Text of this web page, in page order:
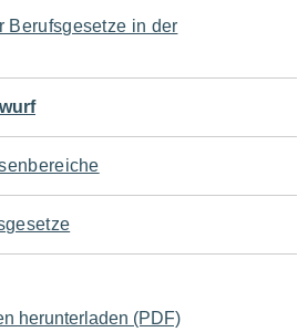
Berufsgesetze in der
herunterladen (PDF)